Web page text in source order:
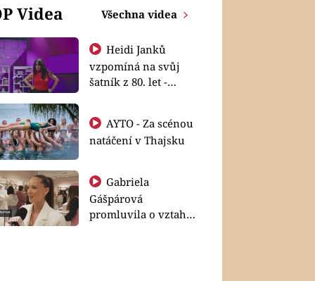
Videa Všechna videa
Heidi Janků
vzpomíná na svůj
šatník z 80. let -
natáčení v Thajsku
Gabriela
Gášpárová
promluvila o vztahu